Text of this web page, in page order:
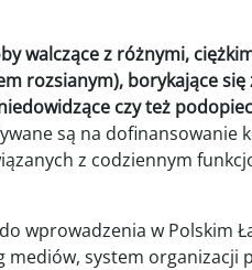
walczące z różnymi,
rozsianym), borykające się
czy też
są na dofinansowanie
z codziennym
wprowadzenia w Polskim
mediów, system organizacji